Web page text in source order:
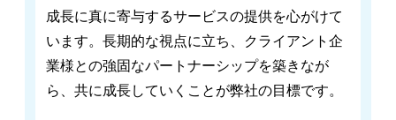
成長に真に寄与するサービスの提供を心がけて
います。長期的な視点に立ち、クライアント企
業様との強固なパートナーシップを築きなが
ら、共に成長していくことが弊社の目標です。